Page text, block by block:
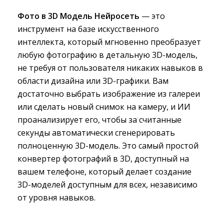
Фото в 3D Модель Нейросеть — это
инструмент на базе искусственного
интеллекта, который мгновенно преобразует
любую фотографию в детальную 3D-модель,
не требуя от пользователя никаких навыков в
области дизайна или 3D-графики. Вам
достаточно выбрать изображение из галереи
или сделать новый снимок на камеру, и ИИ
проанализирует его, чтобы за считанные
секунды автоматически сгенерировать
полноценную 3D-модель. Это самый простой
конвертер фотографий в 3D, доступный на
вашем телефоне, который делает создание
3D-моделей доступным для всех, независимо
от уровня навыков.